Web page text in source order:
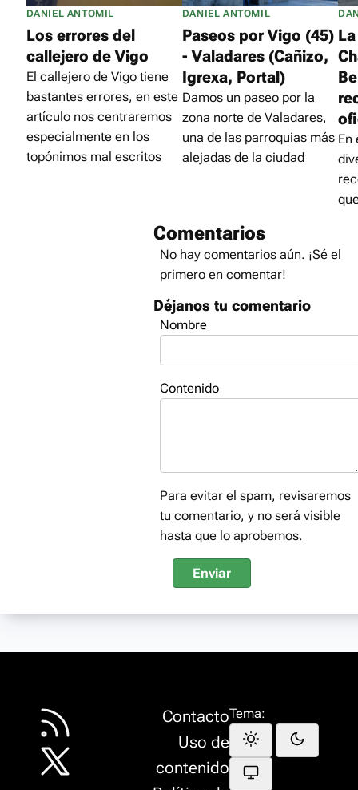
DANIEL ANTOMIL
Los errores del
callejero de Vigo
El callejero de Vigo tiene
bastantes errores, en este
artículo nos centraremos
especialmente en los
topónimos mal escritos
DANIEL ANTOMIL
Paseos por Vigo (45)
- Valadares (Cañizo,
Igrexa, Portal)
Damos un paseo por la
zona norte de Valadares,
una de las parroquias más
alejadas de la ciudad
En
Comentarios
No hay comentarios aún. ¡Sé el
primero en comentar!
Déjanos tu comentario
Nombre
Contenido
Para evitar el spam, revisaremos
tu comentario, y no será visible
hasta que lo aprobemos.
Enviar
Contacto
Uso de
contenido
Tema: